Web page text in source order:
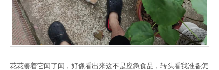
花花凑着它闻了闻，好像看出来这不是应急食品，转头看我准备怎